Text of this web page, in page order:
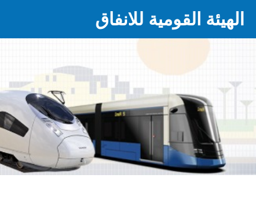
الهيئة القومية للانفاق